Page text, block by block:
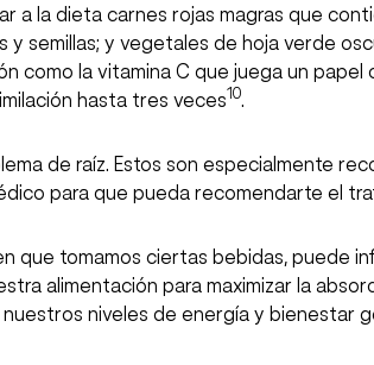
la dieta carnes rojas magras que
semillas; y vegetales de hoja verde
la vitamina C que juega un papel
hasta tres veces10.
de raíz. Estos son especialmente
para que pueda recomendarte el
tomamos ciertas bebidas, puede
alimentación para maximizar la
niveles de energía y bienestar